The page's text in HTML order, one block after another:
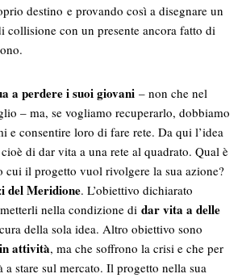
destino e provando così a disegnare un
collisione con un presente ancora fatto di
a perdere i suoi giovani – non che nel
– ma, se vogliamo recuperarlo, dobbiamo
e consentire loro di fare rete. Da qui l’idea
cioè di dar vita a una rete al quadrato. Qual è
cui il progetto vuol rivolgere la sua azione?
del Meridione. L’obiettivo dichiarato
nella condizione di dar vita a delle
della sola idea. Altro obiettivo sono
attività, ma che soffrono la crisi e che per
stare sul mercato. Il progetto nella sua